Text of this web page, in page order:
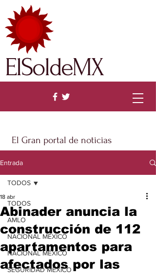
El Gran portal de noticias
ElSoldeMX
Entrada
TODOS
AMLO
NACIONAL MÉXICO
NACIONAL MÉXICO
SEGURIDAD MÉXICO
TODOS
Abinader anuncia la
construcción de 112
apartamentos para
afectados por las
18 abr